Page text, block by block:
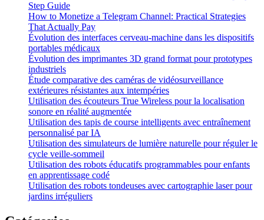
Step Guide
How to Monetize a Telegram Channel: Practical Strategies
That Actually Pay
Évolution des interfaces cerveau-machine dans les dispositifs
portables médicaux
Évolution des imprimantes 3D grand format pour prototypes
industriels
Étude comparative des caméras de vidéosurveillance
extérieures résistantes aux intempéries
Utilisation des écouteurs True Wireless pour la localisation
sonore en réalité augmentée
Utilisation des tapis de course intelligents avec entraînement
personnalisé par IA
Utilisation des simulateurs de lumière naturelle pour réguler le
cycle veille-sommeil
Utilisation des robots éducatifs programmables pour enfants
en apprentissage codé
Utilisation des robots tondeuses avec cartographie laser pour
jardins irréguliers